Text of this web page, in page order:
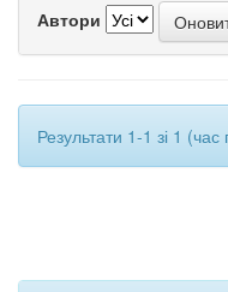
Автори
Результати 1-1 зі 1